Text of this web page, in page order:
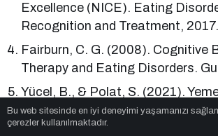
Excellence (NICE). Eating
Recognition and Treatment, 2017.
Fairburn, C. G. (2008). Cognitive
Therapy and Eating Disorders.
Yücel, B., & Polat, S. (2021).
Bozukluklarında Bütüncül Tedavi
Psikiyatri Dergisi, 24(2), 157–167.
Bu web sitesinde en iyi deneyimi yaşamanızı
çerezler kullanılmaktadır.